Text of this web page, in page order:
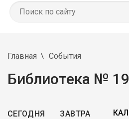
Главная События
Библиотека № 19
СЕГОДНЯ ЗАВТРА